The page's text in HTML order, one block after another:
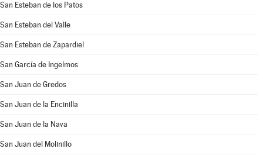
San Esteban de los Patos
San Esteban del Valle
San Esteban de Zapardiel
San García de Ingelmos
San Juan de Gredos
San Juan de la Encinilla
San Juan de la Nava
San Juan del Molinillo